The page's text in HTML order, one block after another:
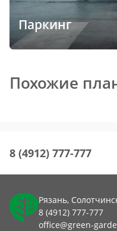
Паркинг
Похожие
8 (4912) 777-777
Рязань,
8 (4912) 777-777
office@green-